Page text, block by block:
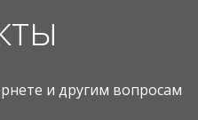
и другим вопросам